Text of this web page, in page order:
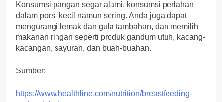
Konsumsi pangan segar alami, konsumsi perlahan
dalam porsi kecil namun sering. Anda juga dapat
mengurangi lemak dan gula tambahan, dan memilih
makanan ringan seperti produk gandum utuh, kacang-
kacangan, sayuran, dan buah-buahan.
Sumber:
https://www.healthline.com/nutrition/breastfeeding-